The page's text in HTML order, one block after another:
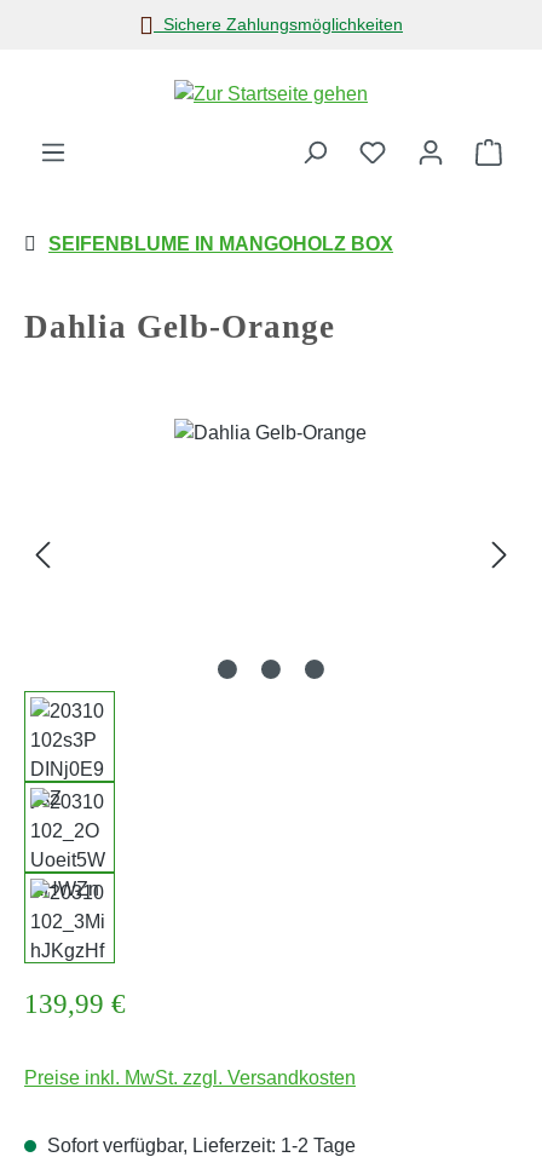
Zum Hauptinhalt springenSichere Zahlungsmöglichkeiten
SEIFENBLUME IN MANGOHOLZ BOX
Dahlia Gelb-Orange
Bildergalerie überspringen
Regulärer Preis:
139,99 €
Preise inkl. MwSt. zzgl. Versandkosten
Sofort verfügbar, Lieferzeit: 1-2 Tage